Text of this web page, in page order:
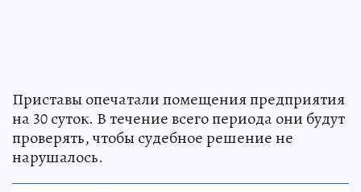
Приставы опечатали помещения предприятия
на 30 суток. В течение всего периода они будут
проверять, чтобы судебное решение не
нарушалось.